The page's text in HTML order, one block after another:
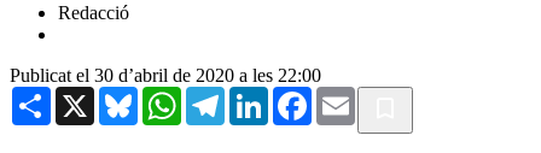
Redacció
Publicat el 30 d’abril de 2020 a les 22:00
Share X BlueskyWhatsAppTelegramLinkedInFacebook
Email